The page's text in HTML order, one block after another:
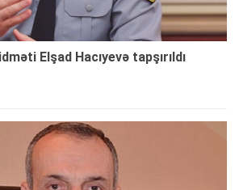
Elşad Hacıyevə tapşırıldı